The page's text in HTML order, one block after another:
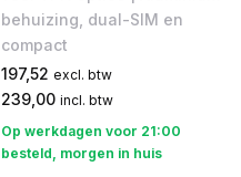
behuizing, dual-SIM en
compact
197,52 excl. btw
239,00 incl. btw
Op werkdagen voor 21:00
besteld, morgen in huis